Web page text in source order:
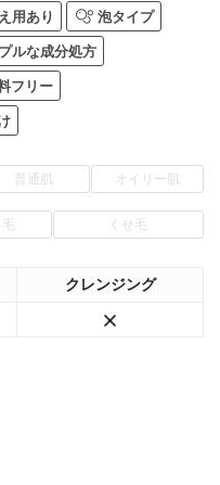
用あり 泡タイプ
ルな成分処方
フリー
普通肌 オイリー肌
くせ毛
クレンジング